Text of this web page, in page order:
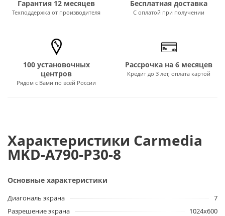
Гарантия 12 месяцев
Техподдержка от производителя
Бесплатная доставка
С оплатой при получении
100 установочных
центров
Рядом с Вами по всей России
Рассрочка на 6 месяцев
Кредит до 3 лет, оплата картой
Характеристики Carmedia
MKD-A790-P30-8
Основные характеристики
Диагональ экрана
7
Разрешение экрана
1024x600